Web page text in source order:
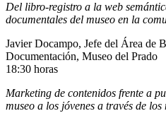
Del libro-registro a la web
documentales del museo en la
Javier Docampo, Jefe del Área de
Documentación, Museo del Prado
18:30 horas
Marketing de contenidos frente a
museo a los jóvenes a través de